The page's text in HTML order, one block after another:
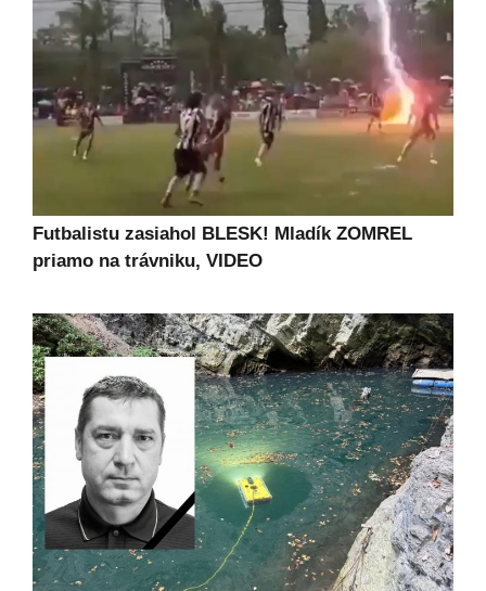
Futbalistu zasiahol BLESK! Mladík ZOMREL
priamo na trávniku, VIDEO